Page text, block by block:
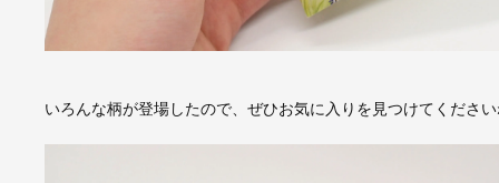
いろんな柄が登場したので、ぜひお気に入りを見つけてくださ